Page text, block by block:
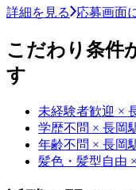
詳細を見る 応募画面
こだわり条件
す
未経験者歓迎 ×
学歴不問 × 長岡
年齢不問 × 長岡
髪色・髪型自由